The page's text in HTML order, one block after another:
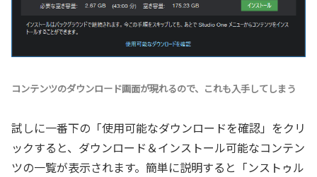
コンテンツのダウンロード画面が現れるので、これも入手してしまう
試しに一番下の「使用可能なダウンロードを確認」をクリ
ックすると、ダウンロード＆インストール可能なコンテン
ツの一覧が表示されます。簡単に説明すると「ンストゥル